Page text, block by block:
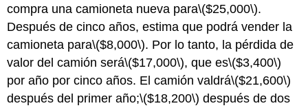
compra una camioneta nueva para\($25,000\).
Después de cinco años, estima que podrá vender la
camioneta para\($8,000\). Por lo tanto, la pérdida de
valor del camión será\($17,000\), que es\($3,400\)
por año por cinco años. El camión valdrá\($21,600\)
después del primer año;\($18,200\) después de dos